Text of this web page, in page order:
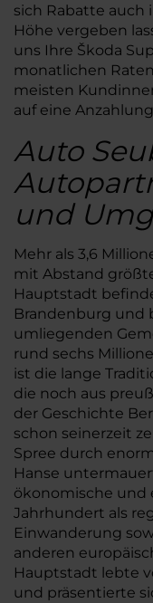
sich Rabatte auch
Höhe vergeben
uns Ihre Škoda
monatlichen
meisten
auf eine
Auto
und
Mehr als 3,6
mit Abstand
Hauptstadt
Brandenburg und
umliegenden
rund sechs
ist die lange
die noch aus
der Geschichte
schon seinerzeit
Spree durch
Hanse
ökonomische und
Jahrhundert als
Einwanderung
anderen
Hauptstadt lebte
und präsentierte